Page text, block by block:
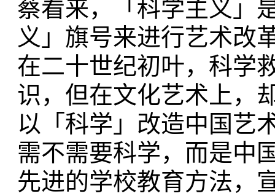
蔡看来，「科学主义」
义」旗号来进行艺术改
在二十世纪初叶，科学
识，但在文化艺术上，
以「科学」改造中国艺
需不需要科学，而是中
先进的学校教育方法，